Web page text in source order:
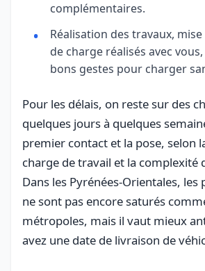
complémentaires.
Réalisation des travaux,
de charge réalisés avec
bons gestes pour charger
Pour les délais, on reste sur des
quelques jours à quelques
premier contact et la pose, selon
charge de travail et la complexité
Dans les Pyrénées-Orientales, les
ne sont pas encore saturés
métropoles, mais il vaut mieux
avez une date de livraison de